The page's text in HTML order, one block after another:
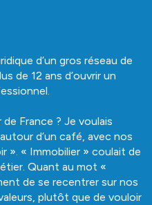
d’un gros réseau de
de 12 ans d’ouvrir un
France ? Je voulais
d’un café, avec nos
». « Immobilier » coulait de
Quant au mot «
de se recentrer sur nos
plutôt que de vouloir